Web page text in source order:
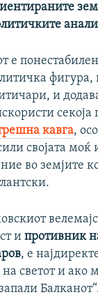
е
фигура,
и
кавга,
својата моќ
во земјите
и противник
, е
светот и ако